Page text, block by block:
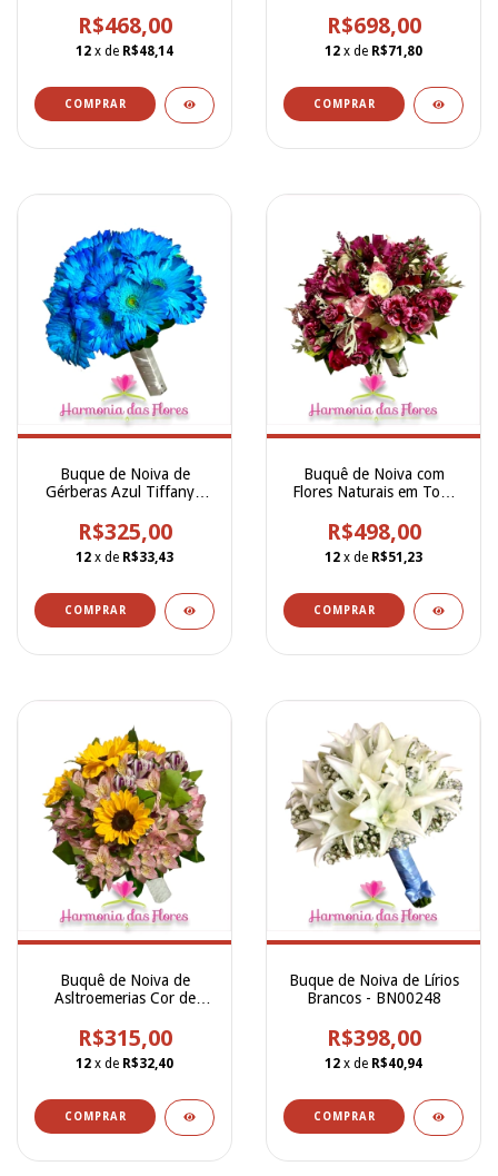
Rosas Lilás - BN00253
R$468,00
12 x de R$48,14
Outras - BN00253
R$698,00
12 x de R$71,80
Buque de Noiva de
Gérberas Azul Tiffany -
R$325,00
12 x de R$33,43
Buquê de Noiva com
Flores Naturais em Tons
Cravínias, Urtiga e
Alstroemerias - BN00251
R$498,00
12 x de R$51,23
Buquê de Noiva de
Asltroemerias Cor de
Alstroemerias Mesclada -
BN00250
R$315,00
12 x de R$32,40
Buque de Noiva de Lírios
Brancos - BN00248
R$398,00
12 x de R$40,94